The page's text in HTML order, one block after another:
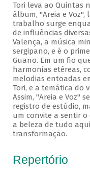
Tori leva ao Quintas
álbum, "Areia e Voz",
trabalho surge
de influências
Valença, a música
sergipano, e é o
Guano. Em um fio
harmonias etéreas,
melodias entoadas
Tori, e a temática do
Assim, "Areia e Voz"
registro de estúdio,
um convite a sentir
a beleza de tudo
transformação.
Repertório